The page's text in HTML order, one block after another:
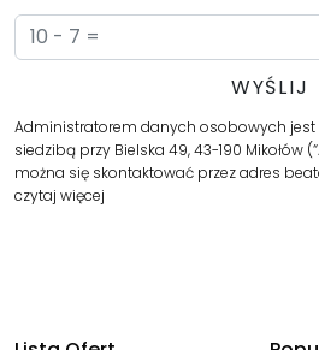
Administratorem danych osobowych jest
siedzibą przy Bielska 49, 43-190 Mikołów
można się skontaktować przez adres
czytaj więcej